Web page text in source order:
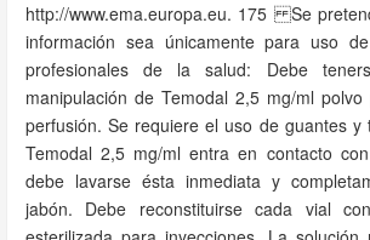
http://www.ema.europa.eu. 175 Se
información sea únicamente para uso
profesionales de la salud: Debe
manipulación de Temodal 2,5 mg/ml
perfusión. Se requiere el uso de guantes y
Temodal 2,5 mg/ml entra en contacto
debe lavarse ésta inmediata y
jabón. Debe reconstituirse cada vial